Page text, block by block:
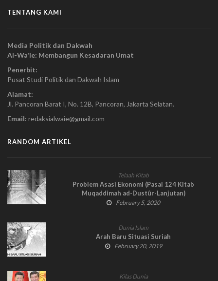
TENTANG KAMI
Media Politik dan Dakwah
Al-Wa'ie: Membangun Kesadaran Umat
Penerbit:
Pusat Studi Politik dan Dakwah Islam
Alamat:
Jl. Pancoran Barat I, No. 12B, Pancoran, Jakarta Selatan.
Email: redaksialwaie@gmail.com
RANDOM ARTIKEL
Telaah Kitab
Problem Asasi Ekonomi (Pasal 124 Kitab
Muqaddimah ad-Dustûr-Lanjutan)
February 5, 2020
Dunia Islam
Arah Baru Situasi Suriah
February 20, 2019
Kilas Dunia